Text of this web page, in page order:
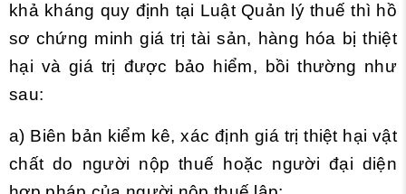
khả kháng quy định tại Luật Quản lý thuế thì hồ
sơ chứng minh giá trị tài sản, hàng hóa bị thiệt
hại và giá trị được bảo hiểm, bồi thường như
sau:
a) Biên bản kiểm kê, xác định giá trị thiệt hại vật
chất do người nộp thuế hoặc người đại diện